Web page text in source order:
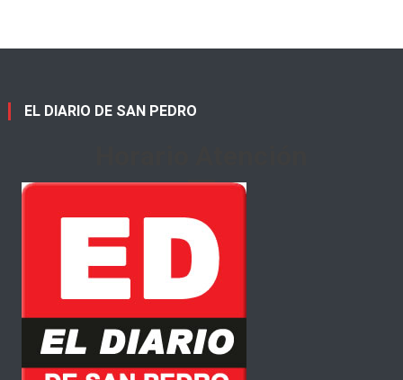
EL DIARIO DE SAN PEDRO